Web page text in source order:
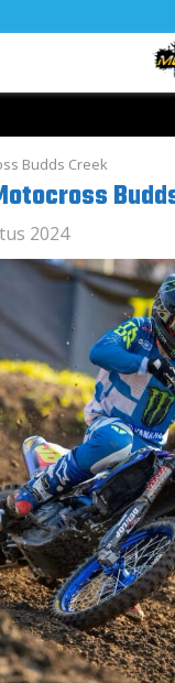
Budds Creek
2024